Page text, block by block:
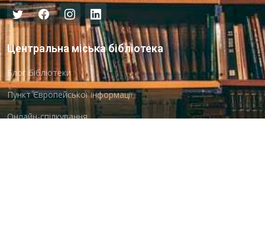
Центральна міська бібліотека
Блог бібліотеки
Пункт Європейської інформації
Онлайн-спілкування